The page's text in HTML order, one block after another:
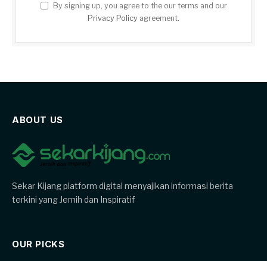
By signing up, you agree to the our terms and our
Privacy Policy agreement.
ABOUT US
Sekar Kijang platform digital menyajikan informasi berita
terkini yang Jernih dan Inspiratif
OUR PICKS